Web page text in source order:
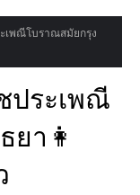
เพณีโบราณสมัยกรุง
ประเพณี
า👩